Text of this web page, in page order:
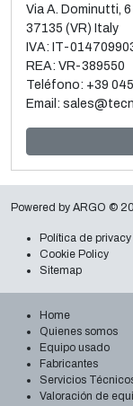
Venta y
Via A. Dominutti, 6
37135 (VR) Italy
IVA: IT-
REA: VR-389550
Teléfono: +39
Email:
Powered by ARGO ©
Política de privacy
Cookie Policy
Sitemap
Home
Quienes somos
Equipo usado
Fabricantes
Servicios
Valoración de